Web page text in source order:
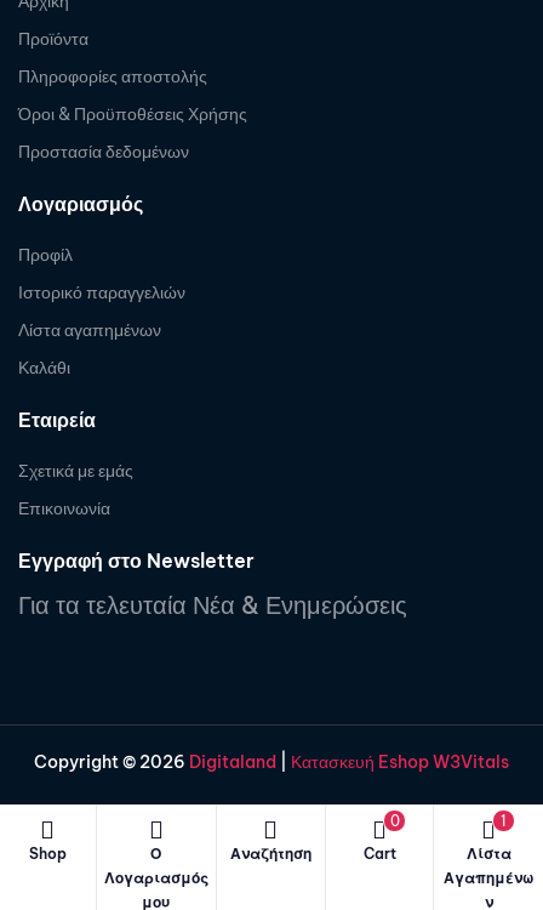
Shop
Ο
Λογαριασμός
μου
Αναζήτηση Cart
0
Λίστα
Αγαπημένω
ν
1
Προϊόντα
Πληροφορίες αποστολής
Όροι & Προϋποθέσεις Χρήσης
Προστασία δεδομένων
Λογαριασμός
Προφίλ
Ιστορικό παραγγελιών
Λίστα αγαπημένων
Καλάθι
Εταιρεία
Σχετικά με εμάς
Επικοινωνία
Εγγραφή στο Newsletter
Για τα τελευταία Νέα & Ενημερώσεις
Copyright © 2026 Digitaland Κατασκευή Eshop W3Vitals